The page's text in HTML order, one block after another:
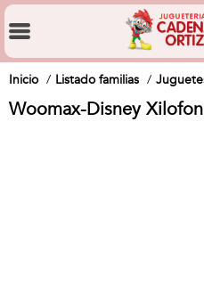
Inicio Listado familias
Woomax-Disney